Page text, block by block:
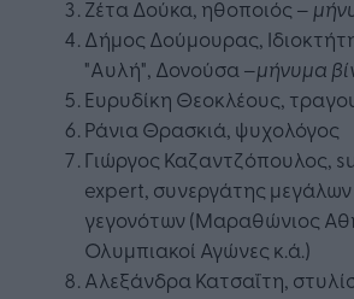
Ζέτα Δούκα, ηθοποιός –
Δήμος Δούμουρας,
"Αυλή", Δονούσα –μήνυμα
Ευρυδίκη Θεοκλέους,
Ράνια Θρασκιά, ψυχολόγος
Γιώργος Καζαντζόπουλος,
expert, συνεργάτης
γεγονότων (Μαραθώνιος
Ολυμπιακοί Αγώνες κ.ά.)
Αλεξάνδρα Κατσαΐτη,